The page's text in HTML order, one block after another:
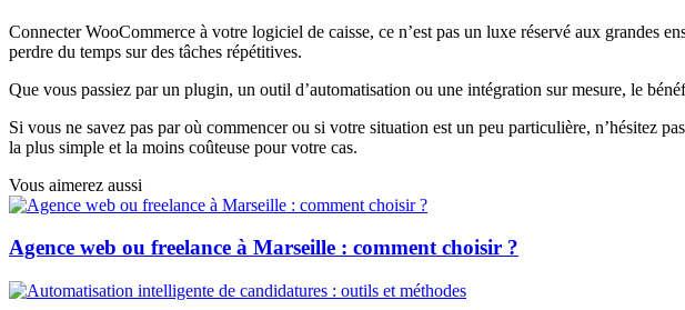
Connecter WooCommerce à votre logiciel de caisse, ce n’est pas un luxe réservé aux grandes
perdre du temps sur des tâches répétitives.
Que vous passiez par un plugin, un outil d’automatisation ou une intégration sur mesure, le
Si vous ne savez pas par où commencer ou si votre situation est un peu particulière, n’hésitez
la plus simple et la moins coûteuse pour votre cas.
Vous aimerez aussi
Agence web ou freelance à Marseille : comment choisir ?